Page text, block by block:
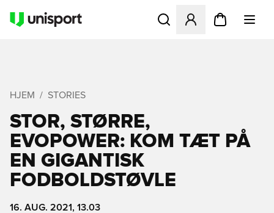
Åbner en Modal til at
HJEM STORIES
STOR, STØRRE,
EVOPOWER: KOM TÆT PÅ
EN GIGANTISK
FODBOLDSTØVLE
16. AUG. 2021, 13.03